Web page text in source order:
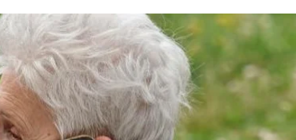
Тайный гость: ресторан «Пиросмани» Тайный